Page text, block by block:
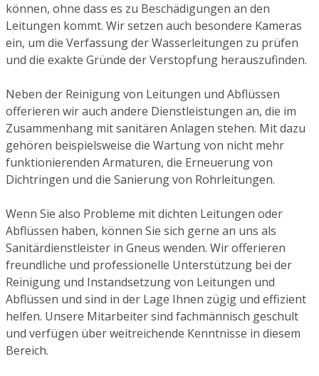
können, ohne dass es zu Beschädigungen an den
Leitungen kommt. Wir setzen auch besondere Kameras
ein, um die Verfassung der Wasserleitungen zu prüfen
und die exakte Gründe der Verstopfung herauszufinden.
Neben der Reinigung von Leitungen und Abflüssen
offerieren wir auch andere Dienstleistungen an, die im
Zusammenhang mit sanitären Anlagen stehen. Mit dazu
gehören beispielsweise die Wartung von nicht mehr
funktionierenden Armaturen, die Erneuerung von
Dichtringen und die Sanierung von Rohrleitungen.
Wenn Sie also Probleme mit dichten Leitungen oder
Abflüssen haben, können Sie sich gerne an uns als
Sanitärdienstleister in Gneus wenden. Wir offerieren
freundliche und professionelle Unterstützung bei der
Reinigung und Instandsetzung von Leitungen und
Abflüssen und sind in der Lage Ihnen zügig und effizient
helfen. Unsere Mitarbeiter sind fachmännisch geschult
und verfügen über weitreichende Kenntnisse in diesem
Bereich.